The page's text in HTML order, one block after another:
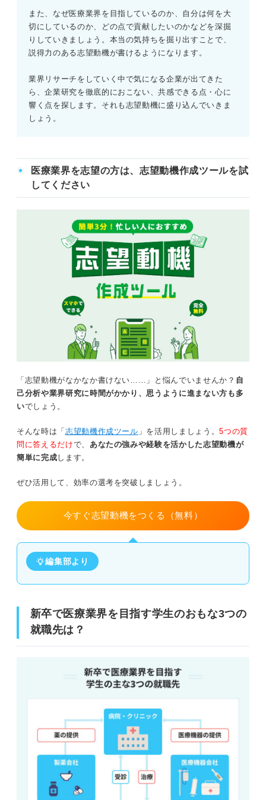
また、なぜ医療業界を目指しているのか、自分は何を大
切にしているのか、どの点で貢献したいのかなどを深掘
りしていきましょう。本当の気持ちを掘り出すことで、
説得力のある志望動機が書けるようになります。
業界リサーチをしていく中で気になる企業が出てきた
ら、企業研究を徹底的におこない、共感できる点・心に
響く点を探します。それも志望動機に盛り込んでいきま
しょう。
医療業界を志望の方は、志望動機作成ツールを試
してください
「志望動機がなかなか書けない……」と悩んでいませんか？ 自
己分析や業界研究に時間がかかり、思うように進まない方も多
いでしょう。
そんな時は「 志望動機作成ツール 」を活用しましょう。5つの質
問に答えるだけで、 あなたの強みや経験を活かした志望動機が
簡単に完成します。
ぜひ活用して、効率の選考を突破しましょう。
今すぐ志望動機をつくる（無料）
編集部より
新卒で医療業界を目指す学生のおもな3つの
就職先は？